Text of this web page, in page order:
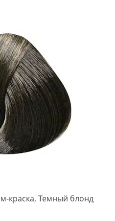
краска, Темный блонд